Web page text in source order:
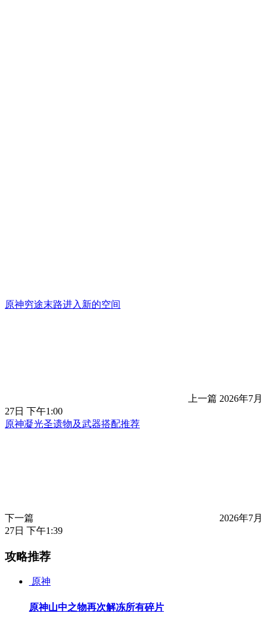
原神穷途末路进入新的空间
上一篇 2026年7月
27日 下午1:00
原神凝光圣遗物及武器搭配推荐
下一篇
2026年7月
27日 下午1:39
攻略推荐
原神
原神山中之物再次解冻所有碎片